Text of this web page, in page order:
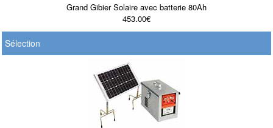
Grand Gibier Solaire avec batterie 80Ah
453.00€
Sélection